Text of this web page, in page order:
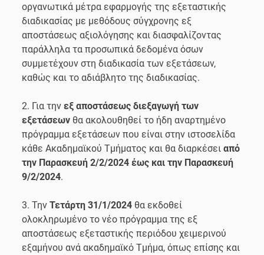
οργανωτικά μέτρα εφαρμογής της εξεταστικής
διαδικασίας με μεθόδους σύγχρονης εξ
αποστάσεως αξιολόγησης και διασφαλίζοντας
παράλληλα τα προσωπικά δεδομένα όσων
συμμετέχουν στη διαδικασία των εξετάσεων,
καθώς και το αδιάβλητο της διαδικασίας.
2. Για τηνεξ αποστάσεως διεξαγωγή των
εξετάσεων θα ακολουθηθεί το ήδη αναρτημένο
πρόγραμμα εξετάσεων που είναι στην ιστοσελίδα
κάθε Ακαδημαϊκού Τμήματος και θα διαρκέσειαπό
την Παρασκευή 2/2/2024 έως και την Παρασκευή
9/2/2024.
3. ΤηνΤετάρτη 31/1/2024 θα εκδοθεί
ολοκληρωμένο το νέο πρόγραμμα της εξ
αποστάσεως εξεταστικής περιόδου χειμερινού
εξαμήνου ανά ακαδημαϊκό Τμήμα, όπως επίσης και